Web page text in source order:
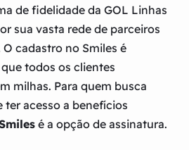
de fidelidade da GOL Linhas
sua vasta rede de parceiros
cadastro no Smiles é
todos os clientes
milhas. Para quem busca
ter acesso a benefícios
é a opção de assinatura.